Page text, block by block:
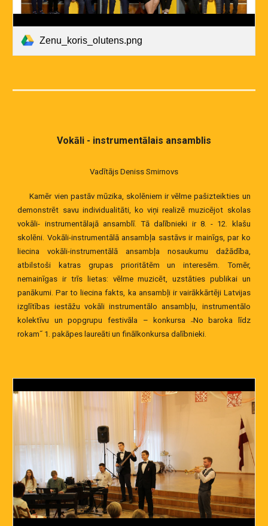
Zenu_koris_olutens.png
Vokāli - instrumentālais ansamblis
Vadītājs Deniss Smirnovs
Kamēr vien pastāv mūzika, skolēniem ir vēlme pašizteikties un
demonstrēt savu individualitāti, ko viņi realizē muzicējot skolas
vokāli- instrumentālajā ansamblī. Tā dalībnieki ir 8. - 12. klašu
skolēni. Vokāli-instrumentālā ansambļa sastāvs ir mainīgs, par ko
liecina vokāli-instrumentālā ansambļa nosaukumu dažādība,
atbilstoši katras grupas prioritātēm un interesēm. Tomēr,
nemainīgas ir trīs lietas: vēlme muzicēt, uzstāties publikai un
panākumi. Par to liecina fakts, ka ansambļi ir vairākkārtēji Latvijas
izglītības iestāžu vokāli instrumentālo ansambļu, instrumentālo
kolektīvu un popgrupu festivāla – konkursa ˶No baroka līdz
rokam˝ 1. pakāpes laureāti un finālkonkursa dalībnieki.